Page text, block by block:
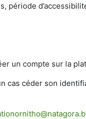
période
un compte sur la
céder son